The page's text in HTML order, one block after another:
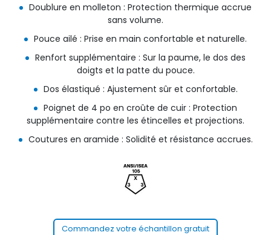
Doublure en molleton : Protection thermique accrue
sans volume.
Pouce ailé : Prise en main confortable et naturelle.
Renfort supplémentaire : Sur la paume, le dos des
doigts et la patte du pouce.
Dos élastiqué : Ajustement sûr et confortable.
Poignet de 4 po en croûte de cuir : Protection
supplémentaire contre les étincelles et projections.
Coutures en aramide : Solidité et résistance accrues.
Commandez votre échantillon gratuit